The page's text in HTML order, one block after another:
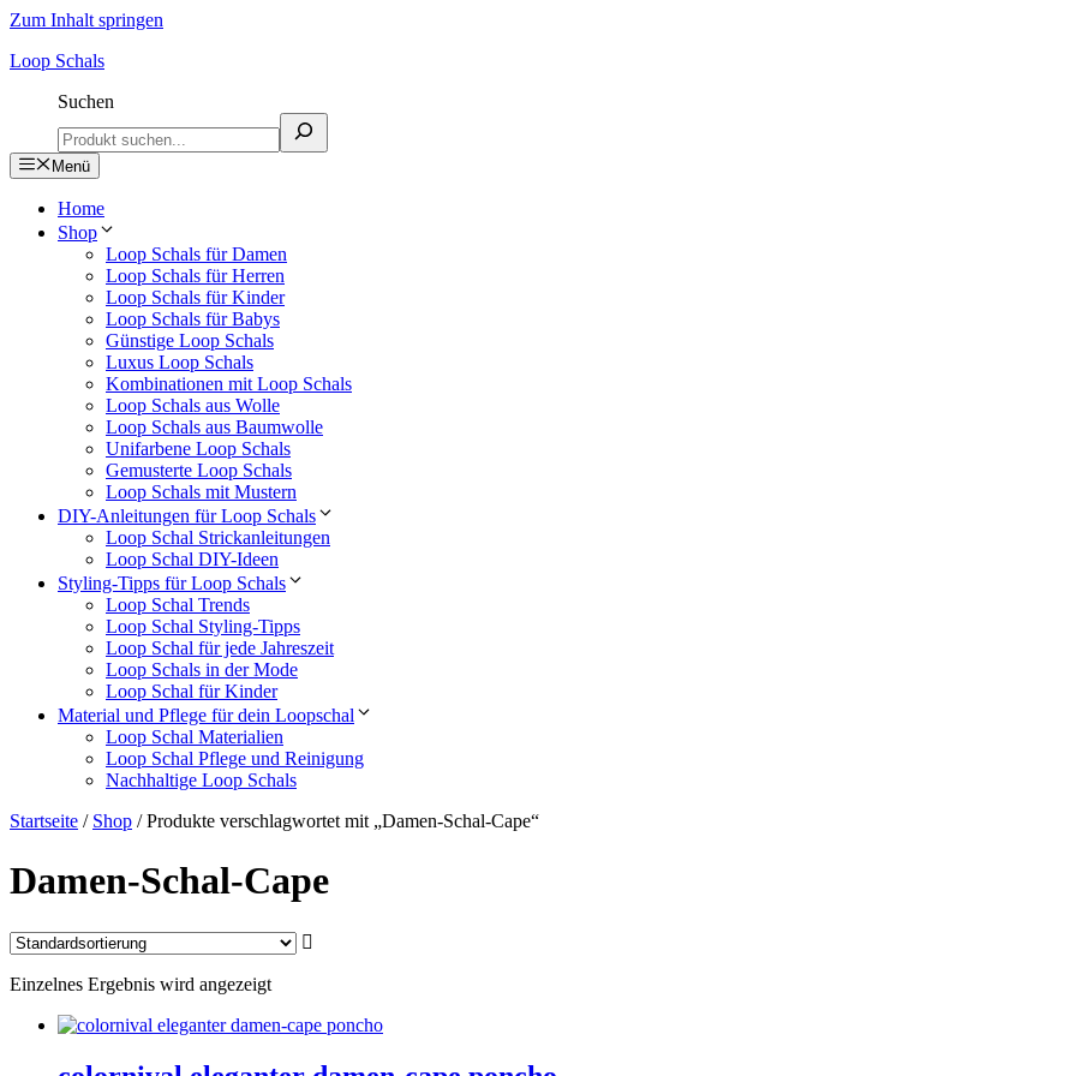
Zum Inhalt springen
Loop Schals
Suchen
Menü
Home
Shop
Loop Schals für Damen
Loop Schals für Herren
Loop Schals für Kinder
Loop Schals für Babys
Günstige Loop Schals
Luxus Loop Schals
Kombinationen mit Loop Schals
Loop Schals aus Wolle
Loop Schals aus Baumwolle
Unifarbene Loop Schals
Gemusterte Loop Schals
Loop Schals mit Mustern
DIY-Anleitungen für Loop Schals
Loop Schal Strickanleitungen
Loop Schal DIY-Ideen
Styling-Tipps für Loop Schals
Loop Schal Trends
Loop Schal Styling-Tipps
Loop Schal für jede Jahreszeit
Loop Schals in der Mode
Loop Schal für Kinder
Material und Pflege für dein Loopschal
Loop Schal Materialien
Loop Schal Pflege und Reinigung
Nachhaltige Loop Schals
Startseite / Shop / Produkte verschlagwortet mit „Damen-Schal-Cape“
Damen-Schal-Cape
Einzelnes Ergebnis wird angezeigt